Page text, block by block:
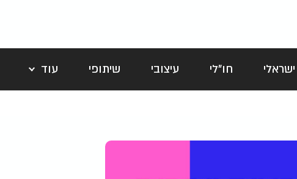
ישראלי חו"לי עיצובי שיתופי
עוד